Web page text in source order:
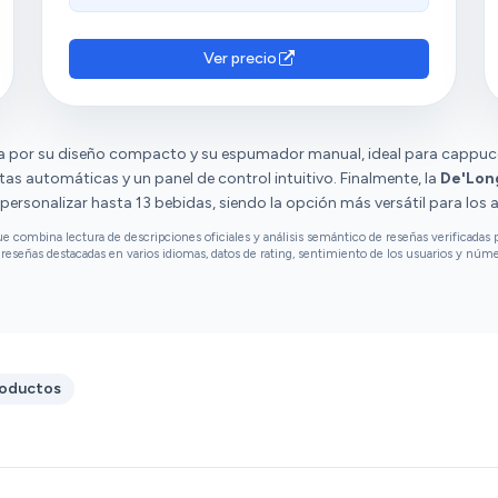
negativo, diría que la jarra de leche podría ser
un poco más grande si preparas varios
queremos café de cafetería en casa sin
complicarnos la vida. Muy recomendable si
buscas calidad y comodidad.
consume mucho agua al autolimpieza y al
encenderla y apagarla. También hay opiniones
diversas sobre su funcionamiento, facilidad
Ver precio
por su diseño compacto y su espumador manual, ideal para
automáticas y un panel de control intuitivo. Finalmente, la
hasta 13 bebidas, siendo la opción más versátil para los
combina lectura de descripciones oficiales y análisis semántico de reseñas verificadas
destacadas en varios idiomas, datos de rating, sentimiento de los usuarios y